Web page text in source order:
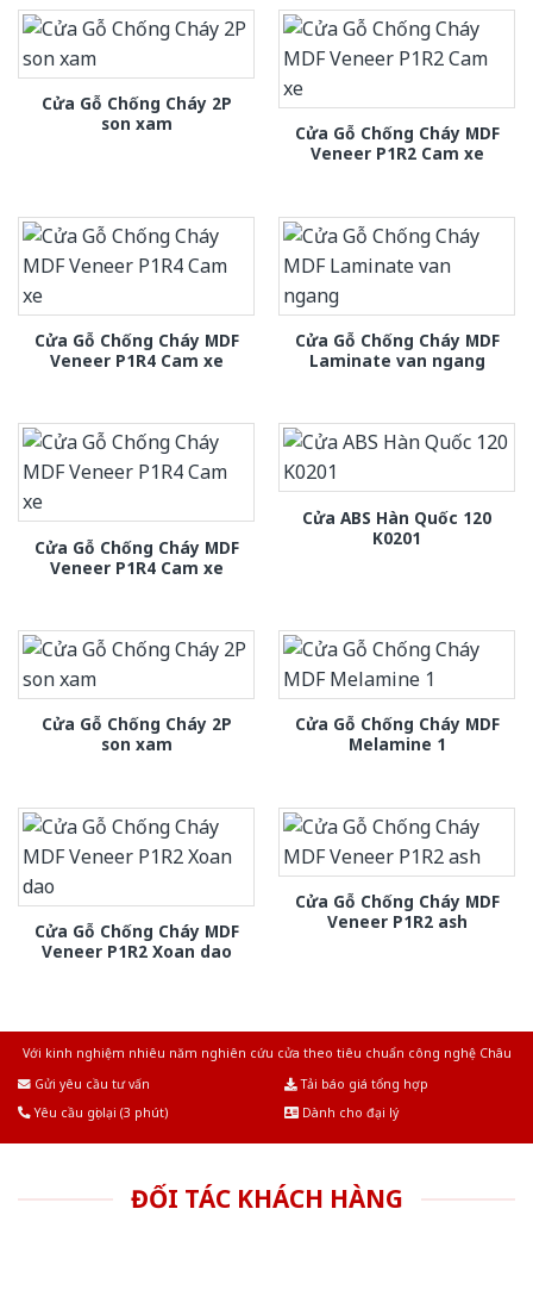
Cửa Gỗ Chống Cháy 2P
son xam
Cửa Gỗ Chống Cháy MDF
Veneer P1R2 Cam xe
Cửa Gỗ Chống Cháy MDF
Veneer P1R4 Cam xe
Cửa Gỗ Chống Cháy MDF
Laminate van ngang
Cửa Gỗ Chống Cháy MDF
Veneer P1R4 Cam xe
Cửa ABS Hàn Quốc 120
K0201
Cửa Gỗ Chống Cháy 2P
son xam
Cửa Gỗ Chống Cháy MDF
Melamine 1
Cửa Gỗ Chống Cháy MDF
Veneer P1R2 Xoan dao
Cửa Gỗ Chống Cháy MDF
Veneer P1R2 ash
Với kinh nghiệm nhiêu năm nghiên cứu cửa theo tiêu chuẩn công nghệ Châu
Gửi yêu cầu tư vấn
Tải báo giá tổng hợp
Yêu cầu gọi lại (3 phút)
Dành cho đại lý
ĐỐI TÁC KHÁCH HÀNG